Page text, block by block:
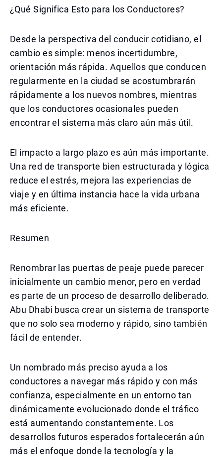
¿Qué Significa Esto para los Conductores?
Desde la perspectiva del conducir cotidiano, el
cambio es simple: menos incertidumbre,
orientación más rápida. Aquellos que conducen
regularmente en la ciudad se acostumbrarán
rápidamente a los nuevos nombres, mientras
que los conductores ocasionales pueden
encontrar el sistema más claro aún más útil.
El impacto a largo plazo es aún más importante.
Una red de transporte bien estructurada y lógica
reduce el estrés, mejora las experiencias de
viaje y en última instancia hace la vida urbana
más eficiente.
Resumen
Renombrar las puertas de peaje puede parecer
inicialmente un cambio menor, pero en verdad
es parte de un proceso de desarrollo deliberado.
Abu Dhabi busca crear un sistema de transporte
que no solo sea moderno y rápido, sino también
fácil de entender.
Un nombrado más preciso ayuda a los
conductores a navegar más rápido y con más
confianza, especialmente en un entorno tan
dinámicamente evolucionado donde el tráfico
está aumentando constantemente. Los
desarrollos futuros esperados fortalecerán aún
más el enfoque donde la tecnología y la